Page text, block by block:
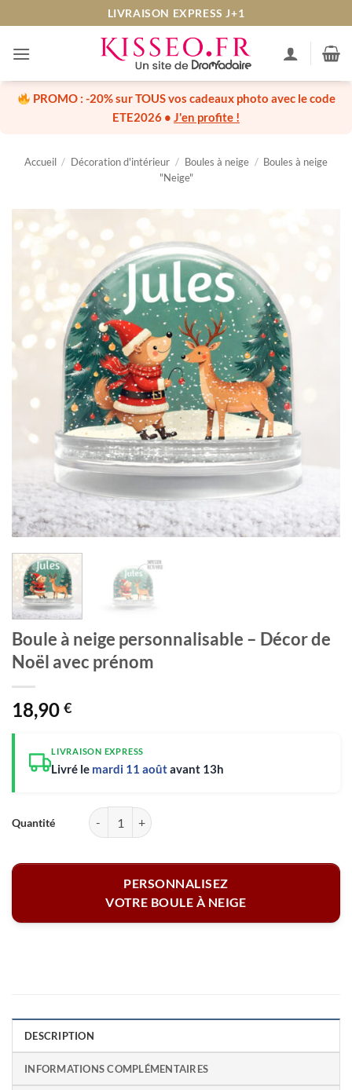
au
contenu
LIVRAISON EXPRESS J+1
PROMO : -20% sur TOUS vos cadeaux photo avec le code
ETE2026 • J'en profite !
Accueil / Décoration d'intérieur / Boules à neige / Boules à neige
"Neige"
Boule à neige personnalisable – Décor de
Noël avec prénom
18,90 €
LIVRAISON EXPRESS
Livré le mardi 11 aoûtavant 13h
quantité de Boule à neige personnalisable - Décor de Noël avec
PERSONNALISEZ
VOTRE BOULE À NEIGE
DESCRIPTION
INFORMATIONS COMPLÉMENTAIRES